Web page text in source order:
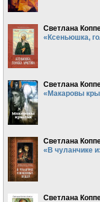
Светлана
«Ксеньюшка,
Светлана
«Макаровы
Светлана
«В чуланчике
Светлана